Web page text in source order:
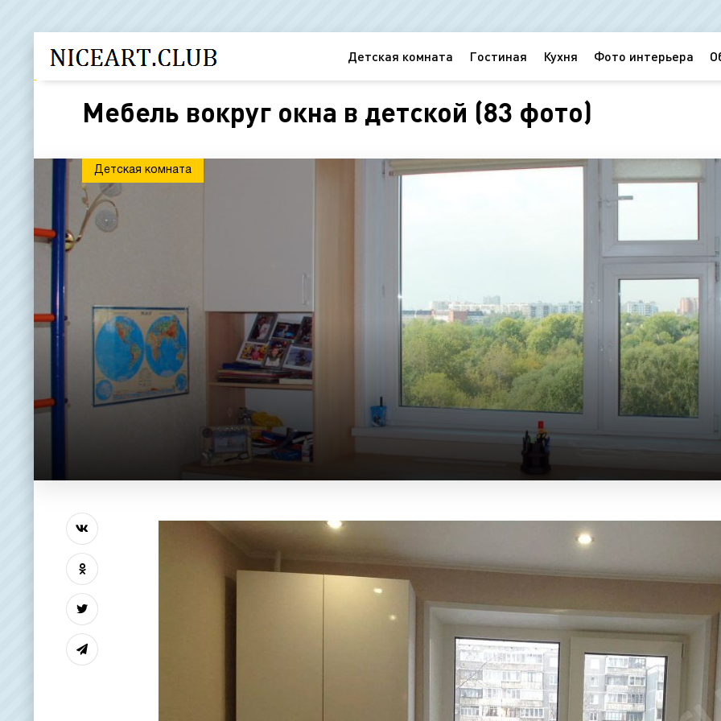
Детская комната Гостиная Кухня Фото интерьера
Мебель вокруг окна в детской (83 фото)
Детская комната